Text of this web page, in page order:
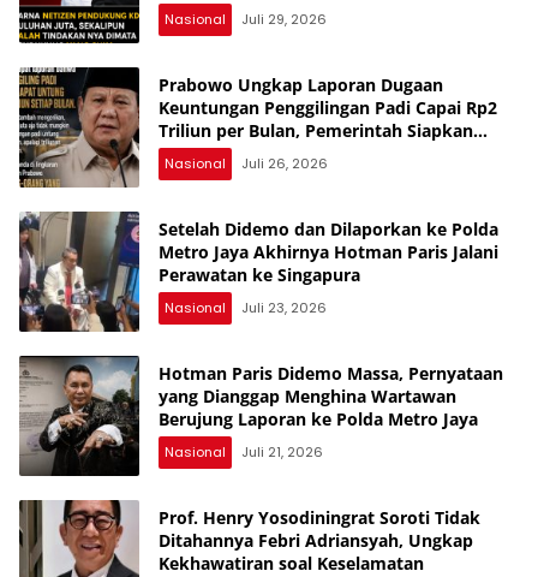
Nasional Juli 29, 2026
Prabowo Ungkap Laporan Dugaan
Keuntungan Penggilingan Padi Capai Rp2
Triliun per Bulan, Pemerintah Siapkan
Penertiban
Nasional Juli 26, 2026
Setelah Didemo dan Dilaporkan ke Polda
Metro Jaya Akhirnya Hotman Paris Jalani
Perawatan ke Singapura
Nasional Juli 23, 2026
Hotman Paris Didemo Massa, Pernyataan
yang Dianggap Menghina Wartawan
Berujung Laporan ke Polda Metro Jaya
Nasional Juli 21, 2026
Prof. Henry Yosodiningrat Soroti Tidak
Ditahannya Febri Adriansyah, Ungkap
Kekhawatiran soal Keselamatan